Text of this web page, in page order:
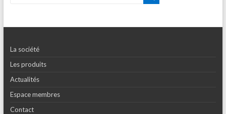
La société
Les produits
Actualités
Espace membres
Contact